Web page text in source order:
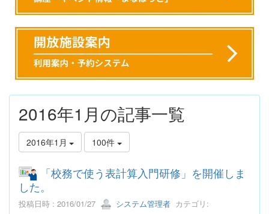
2016年1月の記事一覧
2016年1月 100件
「校務で使う表計算入門研修」を開催しま
した。
投稿日時 : 2016/01/27 システム管理者 カテゴリ: